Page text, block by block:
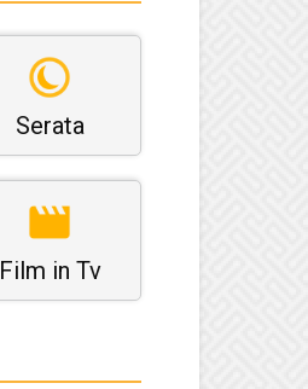
Serata
Film in Tv